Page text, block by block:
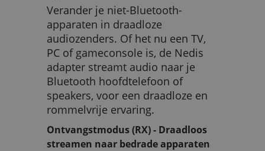
Verander je niet-Bluetooth-
apparaten in draadloze
audiozenders. Of het nu een TV,
PC of gameconsole is, de Nedis
adapter streamt audio naar je
Bluetooth hoofdtelefoon of
speakers, voor een draadloze en
rommelvrije ervaring.
Ontvangstmodus (RX) - Draadloos
streamen naar bedrade apparaten